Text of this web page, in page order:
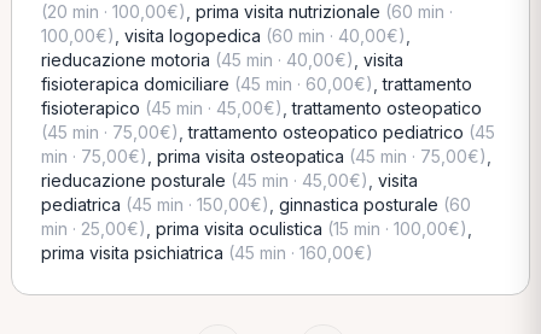
(20 min · 100,00€) prima visita nutrizionale (60 min ·
100,00€) visita logopedica (60 min · 40,00€)
rieducazione motoria (45 min · 40,00€) visita
fisioterapica domiciliare (45 min · 60,00€) ,trattamento
fisioterapico (45 min · 45,00€) ,trattamento osteopatico
(45 min · 75,00€) ,trattamento osteopatico pediatrico (45
min · 75,00€) prima visita osteopatica (45 min · 75,00€)
rieducazione posturale (45 min · 45,00€) visita
pediatrica (45 min · 150,00€) ginnastica posturale (60
min · 25,00€) prima visita oculistica (15 min · 100,00€)
prima visita psichiatrica (45 min · 160,00€)